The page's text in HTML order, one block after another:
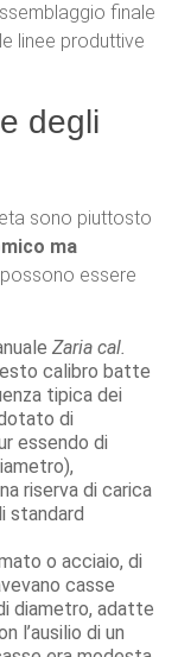
finale
linee produttive
degli
sono piuttosto
ma
possono essere
Zaria cal.
calibro batte
tipica dei
di
essendo di
riserva di carica
standard
o acciaio, di
casse
diametro, adatte
l’ausilio di un